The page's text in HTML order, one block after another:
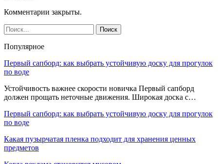
Комментарии закрыты.
Популярное
Первый сапборд: как выбрать устойчивую доску для прогулок
по воде
Устойчивость важнее скорости новичка Первый сапборд
должен прощать неточные движения. Широкая доска с…
Первый сапборд: как выбрать устойчивую доску для прогулок
по воде
Какая пузырчатая пленка подходит для хранения ценных
предметов